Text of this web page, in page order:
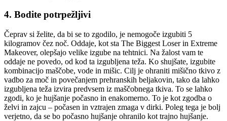
4. Bodite potrpežljivi
Čeprav si želite, da bi se to zgodilo, je nemogoče izgubiti 5
kilogramov čez noč. Oddaje, kot sta The Biggest Loser in Extreme
Makeover, olepšajo velike izgube na tehtnici. Na žalost vam te
oddaje ne povedo, od kod ta izgubljena teža. Ko shujšate, izgubite
kombinacijo maščobe, vode in mišic. Cilj je ohraniti mišično tkivo z
vadbo za moč in povečanjem prehranskih beljakovin, tako da lahko
izgubljena teža izvira predvsem iz maščobnega tkiva. To se lahko
zgodi, ko je hujšanje počasno in enakomerno. To je kot zgodba o
želvi in zajcu – počasen in vztrajen zmaga v dirki. Poleg tega je bolj
verjetno, da se bo počasno hujšanje ohranilo kot trajno hujšanje.